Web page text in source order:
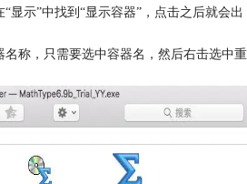
显示”中找到“显示容器”，点击之后就会出
称，只需要选中容器名，然后右击选中重